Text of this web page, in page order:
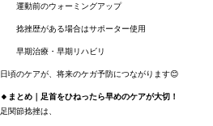
運動前のウォーミングアップ
捻挫歴がある場合はサポーター使用
早期治療・早期リハビリ
日頃のケアが、将来のケガ予防につながります😊
🔸まとめ｜足首をひねったら早めのケアが大切！
足関節捻挫は、